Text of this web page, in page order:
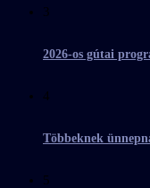
3
2026-os gútai
4
Többeknek
5